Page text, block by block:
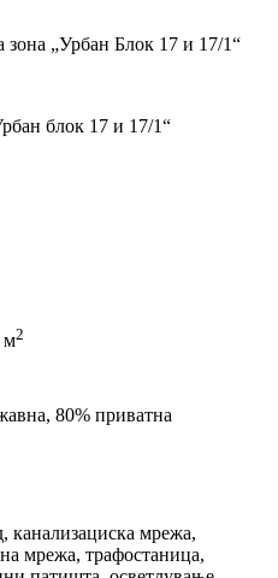
зона „Урбан Блок 17 и 17/1“
блок 17 и 17/1“
м2
80% приватна
канализациска мрежа,
мрежа, трафостаница,